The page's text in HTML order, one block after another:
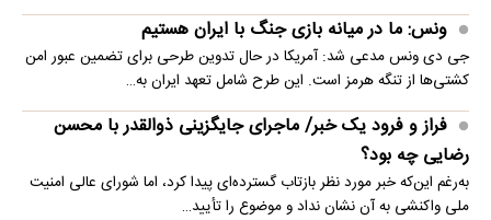
ونس: ما در میانه بازی جنگ با ایران هستیم
جی دی ونس مدعی شد: آمریکا در حال تدوین طرحی برای تضمین عبور امن
کشتی‌ها از تنگه هرمز است. این طرح شامل تعهد ایران به…
فراز و فرود یک خبر/ ماجرای جایگزینی ذوالقدر با محسن
رضایی چه بود؟
به‌رغم این‌که خبر مورد نظر بازتاب گسترده‌ای پیدا کرد، اما شورای عالی امنیت
ملی واکنشی به آن نشان نداد و موضوع را تأیید…